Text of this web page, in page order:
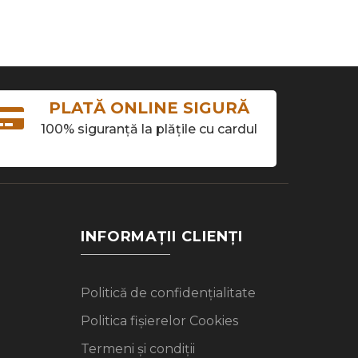
PLATĂ ONLINE SIGURĂ
100% siguranță la plățile cu cardul
INFORMAȚII CLIENȚI
Politică de confidențialitate
Politica fișierelor Cookies
Termeni și condiții